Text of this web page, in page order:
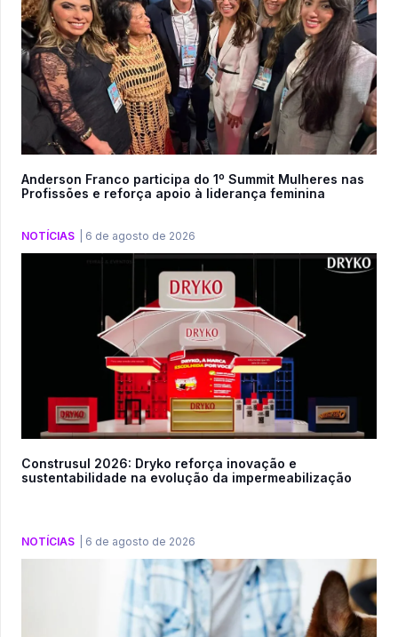
Anderson Franco participa do 1º Summit Mulheres nas
Profissões e reforça apoio à liderança feminina
NOTÍCIAS 6 de agosto de 2026
Construsul 2026: Dryko reforça inovação e
sustentabilidade na evolução da impermeabilização
NOTÍCIAS 6 de agosto de 2026